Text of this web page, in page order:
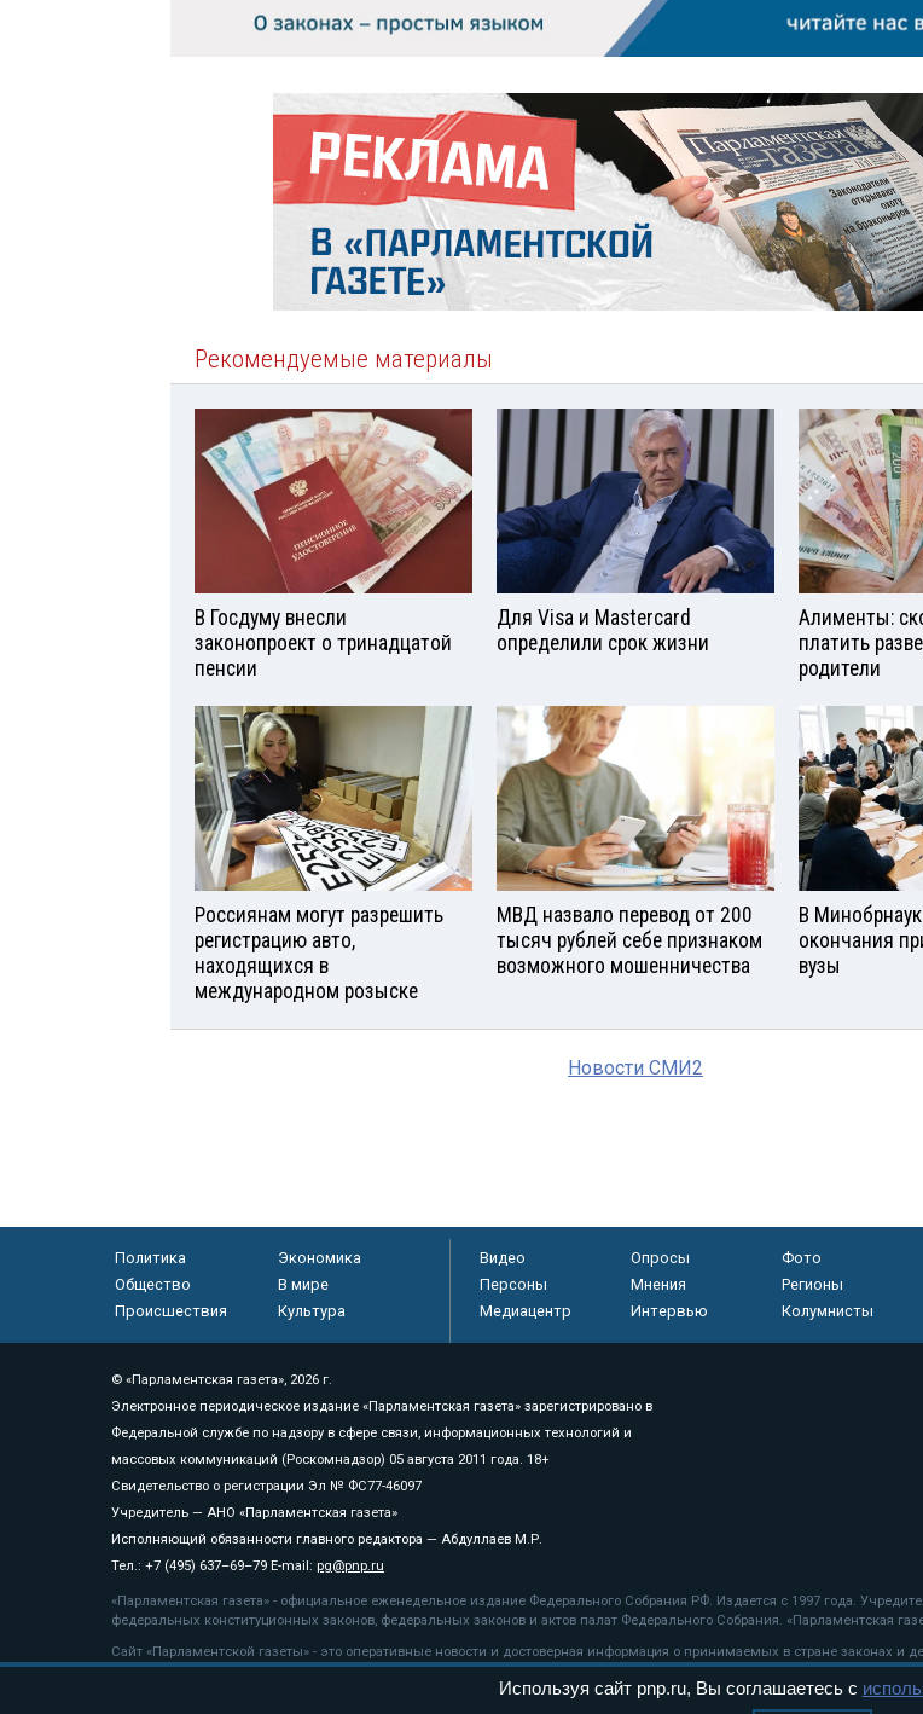
Рекомендуемые материалы
В Госдуму внесли
законопроект о тринадцатой
пенсии
Для Visа и Mastercard
определили срок жизни
Алименты:
платить
родители
Россиянам могут разрешить
регистрацию авто,
находящихся в
международном розыске
МВД назвало перевод от 200
тысяч рублей себе признаком
возможного мошенничества
В
окончания
вузы
Новости СМИ2
Политика
Экономика
Общество
В мире
Происшествия
Культура
Видео Опросы
Фото
Персоны
Мнения
Регионы
Медиацентр
Интервью Колумнисты
© «Парламентская газета», 2026 г.
Электронное периодическое издание «Парламентская газета» зарегистрировано в
Федеральной службе по надзору в сфере связи, информационных технологий и
массовых коммуникаций (Роскомнадзор) 05 августа 2011 года. 18+
Свидетельство о регистрации Эл № ФС77-46097
Учредитель — АНО «Парламентская газета»
Исполняющий обязанности главного редактора — Абдуллаев М.Р.
Тел.: +7 (495) 637–69–79 E-mail: pg@pnp.ru
«Парламентская газета» - официальное еженедельное издание Федерального Собрания РФ. Издается с 1997 года.
федеральных конституционных законов, федеральных законов и актов палат Федерального Собрания. «Парламентская
Сайт «Парламентской газеты» - это оперативные новости и достоверная информация о принимаемых в стране законах и
«Парламентской газеты» активная ссылка на pnp.ru обязательна.
рекомендательные технологии
Используя сайт pnp.ru, Вы соглашаетесь с